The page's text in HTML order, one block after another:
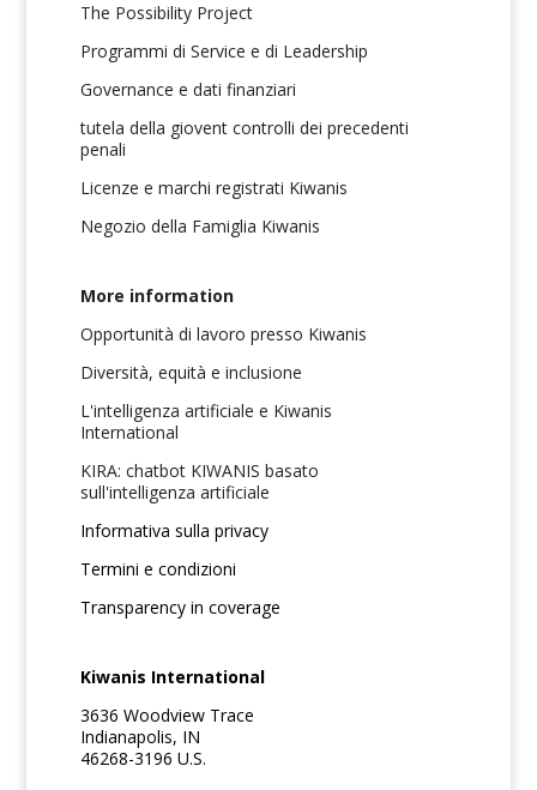
The Possibility Project
Programmi di Service e di Leadership
Governance e dati finanziari
tutela della giovent controlli dei precedenti
penali
Licenze e marchi registrati Kiwanis
Negozio della Famiglia Kiwanis
More information
Opportunità di lavoro presso Kiwanis
Diversità, equità e inclusione
L'intelligenza artificiale e Kiwanis
International
KIRA: chatbot KIWANIS basato
sull'intelligenza artificiale
Informativa sulla privacy
Termini e condizioni
Transparency in coverage
Kiwanis International
3636 Woodview Trace
Indianapolis, IN
46268-3196 U.S.